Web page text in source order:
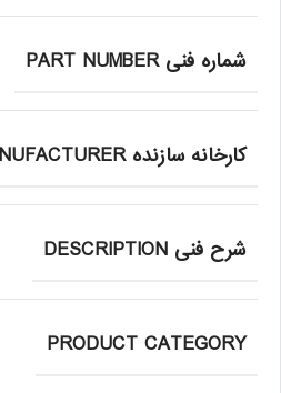
شماره فنی PART NUMBER
کارخانه سازنده MANUFACTURER
شرح فنی DESCRIPTION
PRODUCT CATEGORY